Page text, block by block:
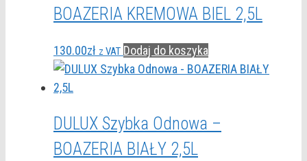
BOAZERIA KREMOWA BIEL 2,5L
130.00zł z VAT Dodaj do koszyka
DULUX Szybka Odnowa –
BOAZERIA BIAŁY 2,5L